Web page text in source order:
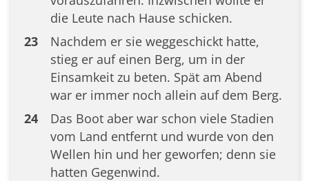
die Leute nach Hause schicken.
23
Nachdem er sie weggeschickt hatte,
stieg er auf einen Berg, um in der
Einsamkeit zu beten. Spät am Abend
war er immer noch allein auf dem Berg.
24
Das Boot aber war schon viele Stadien
vom Land entfernt und wurde von den
Wellen hin und her geworfen; denn sie
hatten Gegenwind.